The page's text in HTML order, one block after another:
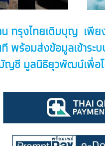
น กรุงไทยเติมบุญ เพี
พร้อมส่งข้อมูลเข้าร
ชี มูลนิธิยุวพัฒน์เพื่อ